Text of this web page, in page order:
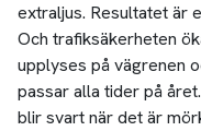
extraljus. Resultatet är
Och trafiksäkerheten
upplyses på vägrenen
passar alla tider på
blir svart när det är